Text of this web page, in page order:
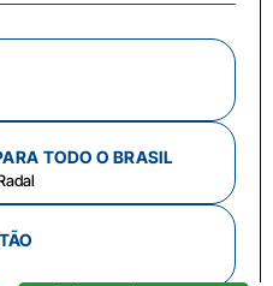
TODO O BRASIL